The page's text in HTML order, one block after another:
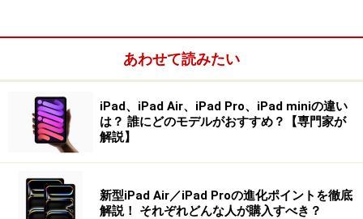
あわせて読みたい
iPad、iPad Air、iPad Pro、iPad miniの違い
は？ 誰にどのモデルがおすすめ？【専門家が
解説】
新型iPad Air／iPad Proの進化ポイントを徹底
解説！ それぞれどんな人が購入すべき？